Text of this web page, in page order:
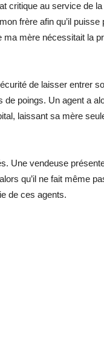
critique au service de
frère afin qu’il puisse
ma mère nécessitait la
de laisser entrer
poings. Un agent a
laissant sa mère
Une vendeuse
qu’il ne fait même
de ces agents.